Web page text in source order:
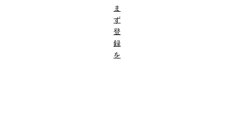
ま
ず
登
録
を